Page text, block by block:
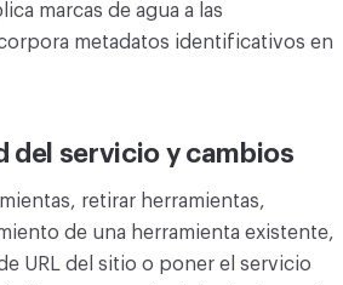
marcas de agua a las
metadatos identificativos en
del servicio y cambios
retirar herramientas,
de una herramienta existente,
URL del sitio o poner el servicio